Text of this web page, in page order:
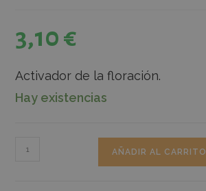
3,10€
Activador de la floración.
Hay existencias
AÑADIR AL CARRITO